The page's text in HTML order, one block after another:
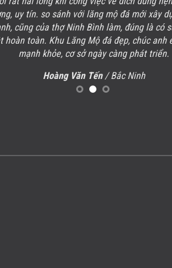
uy tín. so sánh với lăng mộ đá mới xây
cũng của thợ Ninh Bình làm, đúng là có
hoàn toàn. Khu Lăng Mộ đáđẹp, chúc anh
mạnh khỏe, cơ sở ngày càng phát triển.
Hoàng Văn Tến / Bắc Ninh